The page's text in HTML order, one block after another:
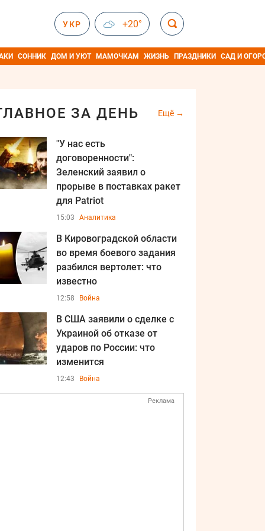
УКР +20°
СОННИК ДОМ И УЮТ МАМОЧКАМ ЖИЗНЬ ПРАЗДНИКИ САД И
ЗА ДЕНЬ Ещё
"У нас есть
договоренности":
Зеленский заявил о
прорыве в поставках ракет
для Patriot
15:03 Аналитика
В Кировоградской области
во время боевого задания
разбился вертолет: что
известно
12:58 Война
В США заявили о сделке с
Украиной об отказе от
ударов по России: что
изменится
12:43 Война
Реклама